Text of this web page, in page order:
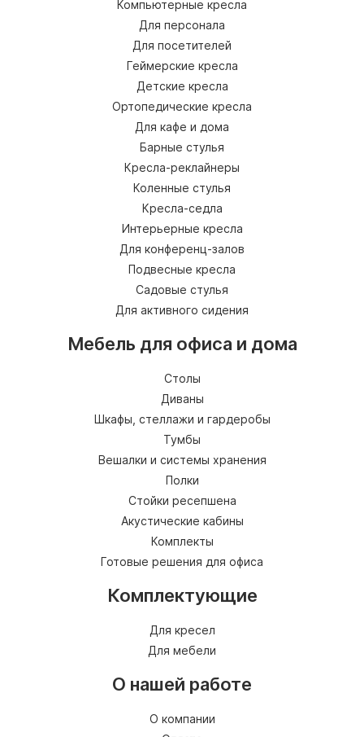
Компьютерные кресла
Для персонала
Для посетителей
Геймерские кресла
Детские кресла
Ортопедические кресла
Для кафе и дома
Барные стулья
Кресла-реклайнеры
Коленные стулья
Кресла-седла
Интерьерные кресла
Для конференц-залов
Подвесные кресла
Садовые стулья
Для активного сидения
Мебель для офиса и дома
Столы
Диваны
Шкафы, стеллажи и гардеробы
Тумбы
Вешалки и системы хранения
Полки
Стойки ресепшена
Акустические кабины
Комплекты
Готовые решения для офиса
Комплектующие
Для кресел
Для мебели
О нашей работе
О компании